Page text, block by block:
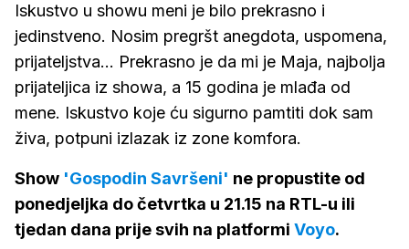
Iskustvo u showu meni je bilo prekrasno i
jedinstveno. Nosim pregršt anegdota, uspomena,
prijateljstva... Prekrasno je da mi je Maja, najbolja
prijateljica iz showa, a 15 godina je mlađa od
mene. Iskustvo koje ću sigurno pamtiti dok sam
živa, potpuni izlazak iz zone komfora.
Show 'Gospodin Savršeni' ne propustite od
ponedjeljka do četvrtka u 21.15 na RTL-u ili
tjedan dana prije svih na platformi Voyo.